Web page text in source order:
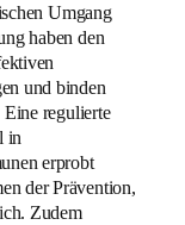
Umgang
haben den
und binden
Eine regulierte
in
erprobt
der Prävention,
Zudem